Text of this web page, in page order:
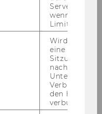
Günter (geb.
Rothenberger AG,
Siegfried (geb. 1940),
Wr.
Servers
wenn die
Limit
Wird gesetzt,
eine
Sitzung/
nach einer
Verbindung
den Hotjar-
verbunden